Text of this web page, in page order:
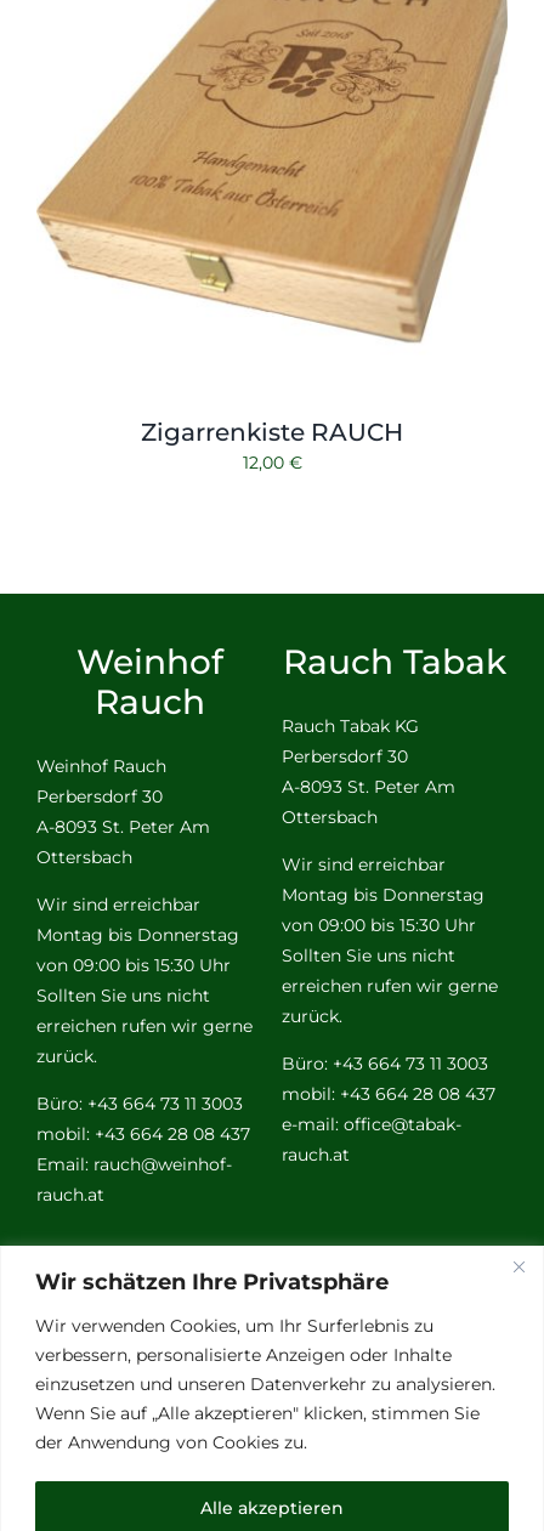
Wir schätzen Ihre Privatsphäre
Wir verwenden Cookies, um Ihr Surferlebnis zu
verbessern, personalisierte Anzeigen oder Inhalte
einzusetzen und unseren Datenverkehr zu analysieren.
Wenn Sie auf „Alle akzeptieren" klicken, stimmen Sie
der Anwendung von Cookies zu.
Alle akzeptieren
Zigarrenkiste RAUCH
12,00 €
Weinhof
Rauch
Weinhof Rauch
Perbersdorf 30
A-8093 St. Peter Am
Ottersbach
Wir sind erreichbar
Montag bis Donnerstag
von 09:00 bis 15:30 Uhr
Sollten Sie uns nicht
erreichen rufen wir gerne
zurück.
Büro: +43 664 73 11 3003
mobil: +43 664 28 08 437
Email: rauch@weinhof-
rauch.at
Rauch Tabak
Rauch Tabak KG
Perbersdorf 30
A-8093 St. Peter Am
Ottersbach
Wir sind erreichbar
Montag bis Donnerstag
von 09:00 bis 15:30 Uhr
Sollten Sie uns nicht
erreichen rufen wir gerne
zurück.
Büro: +43 664 73 11 3003
mobil: +43 664 28 08 437
e-mail: office@tabak-
rauch.at
Weitere
Links
Vino Vitalis
Ottersbachtal
Partnerbetriebe
Links für Weinkenner
Presse